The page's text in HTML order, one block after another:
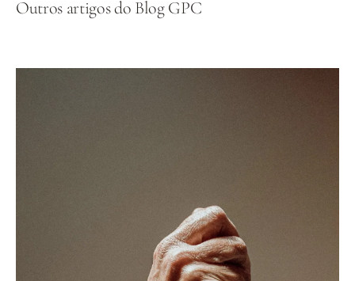
Outros artigos do Blog GPC